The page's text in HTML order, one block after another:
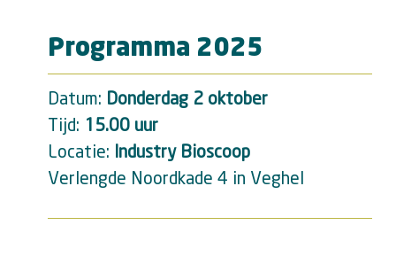
Programma 2025
Datum: Donderdag 2 oktober
Tijd: 15.00 uur
Locatie: Industry Bioscoop
Verlengde Noordkade 4 in Veghel